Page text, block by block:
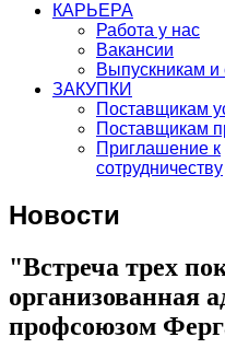
КАРЬЕРА
Работа у нас
Вакансии
Выпускникам и
ЗАКУПКИ
Поставщикам
Поставщикам
Приглашение к
сотрудничеству
Новости
"Встреча трех
организованная
профсоюзом